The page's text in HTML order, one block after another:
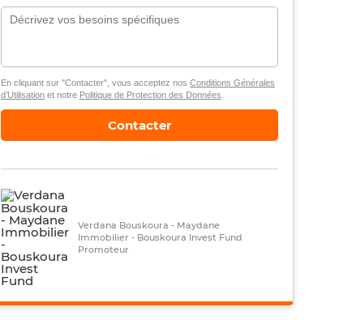
En cliquant sur "Contacter", vous acceptez nos Conditions Générales
d’Utilisationet notre Politique de Protection des Données
Contacter
Verdana Bouskoura - Maydane
Immobilier - Bouskoura Invest Fund
Promoteur